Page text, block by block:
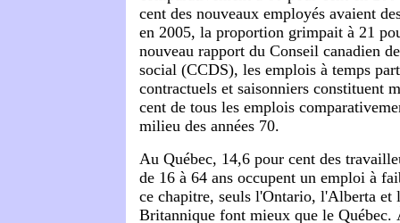
cent des nouveaux employés avaient
en 2005, la proportion grimpait à 21
nouveau rapport du Conseil canadien
social (CCDS), les emplois à temps
contractuels et saisonniers constituent
cent de tous les emplois
milieu des années 70.
Au Québec, 14,6 pour cent des
de 16 à 64 ans occupent un emploi à
ce chapitre, seuls l'Ontario, l'Alberta et
Britannique font mieux que le Québec.